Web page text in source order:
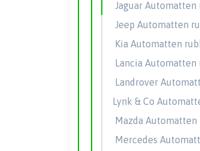
Jaguar Automatten
Jeep Automatten
Kia Automatten
Lancia Automatten
Landrover
Lynk & Co
Mazda Automatten
Mercedes